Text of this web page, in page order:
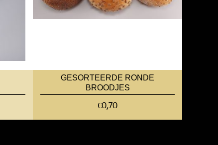
GESORTEERDE RONDE
BROODJES
€0,70